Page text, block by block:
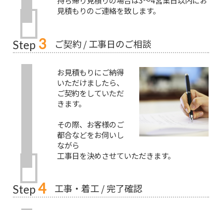
見積もりのご連絡を致します。
Step 3 ご契約 / 工事日のご相談
お見積もりにご納得
いただけましたら、
ご契約をしていただ
きます。
その際、お客様のご
都合などをお伺いし
ながら
工事日を決めさせていただきます。
Step 4 工事・着工 / 完了確認